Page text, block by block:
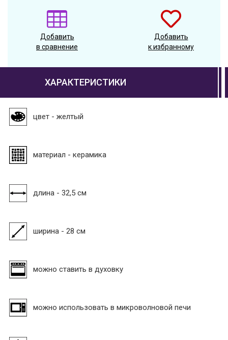
Добавить
в сравнение
Добавить
к избранному
ХАРАКТЕРИСТИКИ
цвет - желтый
материал - керамика
длина - 32,5 см
ширина - 28 см
можно ставить в духовку
можно использовать в микроволновой печи